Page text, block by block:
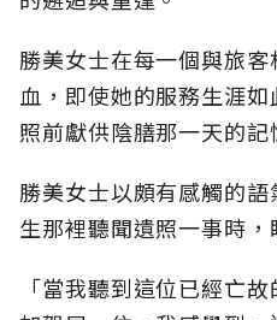
勝美女士在每一個與旅
血，即使她的服務生涯
照前獻供陰膳那一天的記
勝美女士以頗有感觸的
生那裡聽聞遺照一事時，
「當我聽到這位已經亡